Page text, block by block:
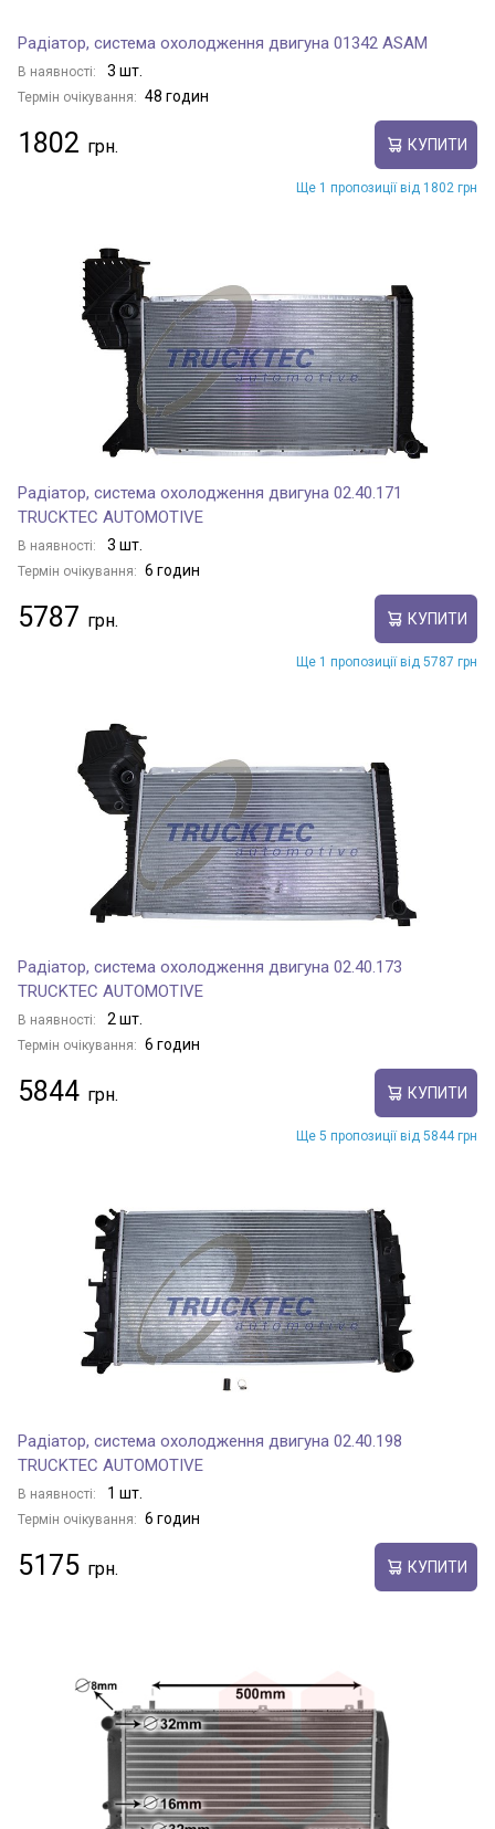
Радіатор, система охолодження двигуна 01342 ASAM
В наявності: 3 шт.
Термін очікування: 48 годин
1802 КУПИТИ
Ще 1 пропозиції від 1802 грн
Радіатор, система охолодження двигуна 02.40.171
TRUCKTEC AUTOMOTIVE
В наявності: 3 шт.
Термін очікування: 6 годин
5787 КУПИТИ
Ще 1 пропозиції від 5787 грн
Радіатор, система охолодження двигуна 02.40.173
TRUCKTEC AUTOMOTIVE
В наявності: 2 шт.
Термін очікування: 6 годин
5844 КУПИТИ
Ще 5 пропозиції від 5844 грн
Радіатор, система охолодження двигуна 02.40.198
TRUCKTEC AUTOMOTIVE
В наявності: 1 шт.
Термін очікування: 6 годин
5175 КУПИТИ